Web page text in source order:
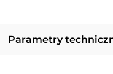
Parametry